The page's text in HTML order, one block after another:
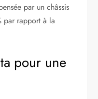
par un châssis
par rapport à la
pour une